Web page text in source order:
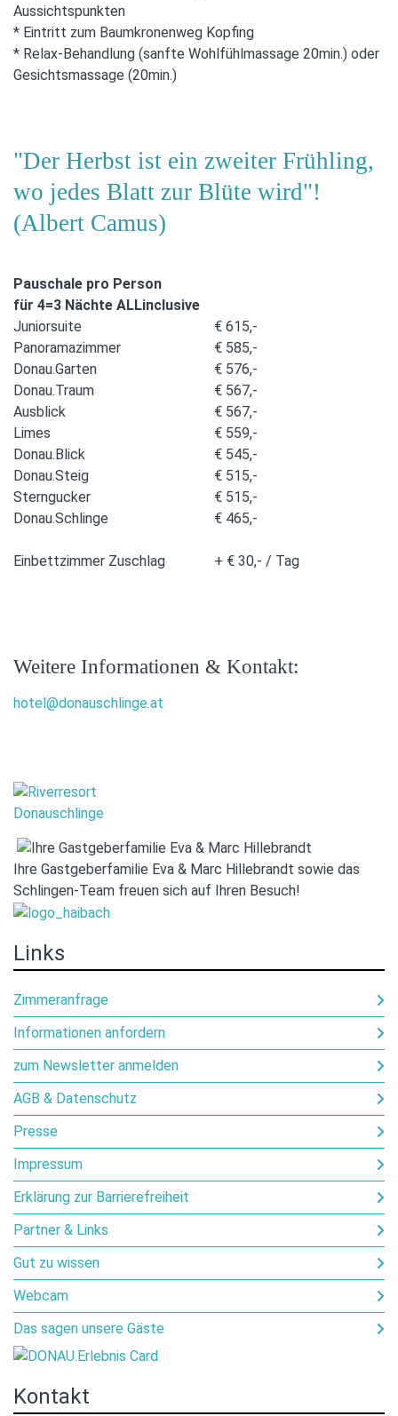
Aussichtspunkten
* Eintritt zum Baumkronenweg Kopfing
* Relax-Behandlung (sanfte Wohlfühlmassage 20min.) oder
Gesichtsmassage (20min.)
"Der Herbst ist ein zweiter Frühling,
wo jedes Blatt zur Blüte wird"!
(Albert Camus)
Pauschale pro Person
für 4=3 Nächte ALLinclusive
Juniorsuite
€ 615,-
Panoramazimmer
€ 585,-
Donau.Garten
€ 576,-
Donau.Traum
€ 567,-
Ausblick
€ 567,-
Limes
€ 559,-
Donau.Blick
€ 545,-
Donau.Steig
€ 515,-
Sterngucker
€ 515,-
Donau.Schlinge
€ 465,-
Einbettzimmer Zuschlag + € 30,- / Tag
Weitere Informationen & Kontakt:
hotel@donauschlinge.at
Ihre Gastgeberfamilie Eva & Marc Hillebrandt sowie das
Schlingen-Team freuen sich auf Ihren Besuch!
Links
Zimmeranfrage
Informationen anfordern
zum Newsletter anmelden
AGB & Datenschutz
Presse
Impressum
Erklärung zur Barrierefreiheit
Partner & Links
Gut zu wissen
Webcam
Das sagen unsere Gäste
Kontakt